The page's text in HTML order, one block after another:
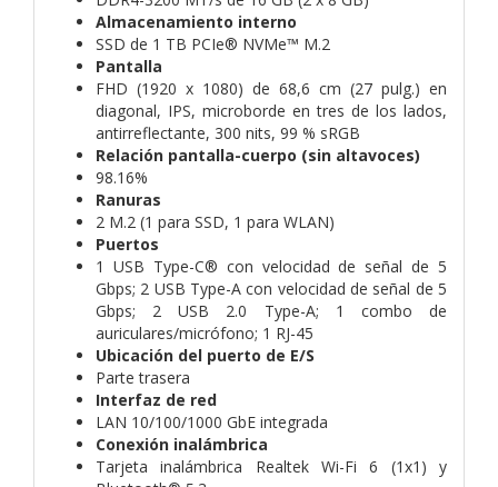
Almacenamiento interno
SSD de 1 TB PCIe® NVMe™ M.2
Pantalla
FHD (1920 x 1080) de 68,6 cm (27 pulg.) en
diagonal, IPS, microborde en tres de los lados,
antirreflectante, 300 nits, 99 % sRGB
Relación pantalla-cuerpo (sin altavoces)
98.16%
Ranuras
2 M.2 (1 para SSD, 1 para WLAN)
Puertos
1 USB Type-C® con velocidad de señal de 5
Gbps; 2 USB Type-A con velocidad de señal de 5
Gbps; 2 USB 2.0 Type-A; 1 combo de
auriculares/micrófono; 1 RJ-45
Ubicación del puerto de E/S
Parte trasera
Interfaz de red
LAN 10/100/1000 GbE integrada
Conexión inalámbrica
Tarjeta inalámbrica Realtek Wi-Fi 6 (1x1) y